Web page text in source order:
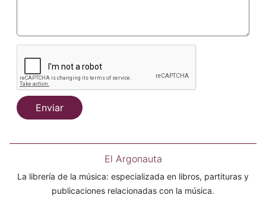
Enviar
El Argonauta
La librería de la música: especializada en libros, partituras y
publicaciones relacionadas con la música.